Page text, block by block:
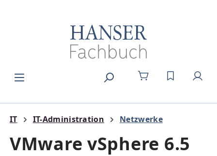
DU HAST 0
IT IT-Administration Netzwerke
VMware vSphere 6.5